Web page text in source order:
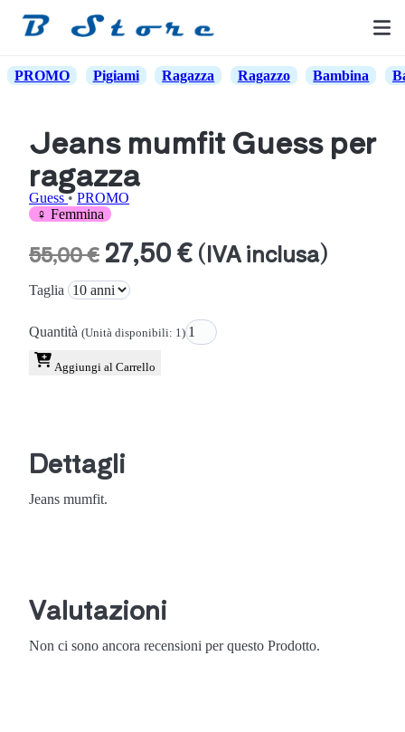
PROMO Pigiami Ragazza Ragazzo Bambina
Jeans mumfit Guess per
ragazza
Guess•PROMO
♀ Femmina
55,00 € 27,50 € (IVA inclusa)
Taglia
Quantità (Unità disponibili: 1)
Aggiungi al Carrello
Dettagli
Jeans mumfit.
Valutazioni
Non ci sono ancora recensioni per questo Prodotto.